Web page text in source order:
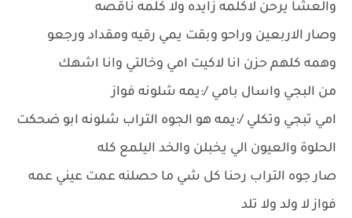
والعشا يرحن لاكلمه زايده ولا كلمه ناقصه
وصار الاربعين وراحو وبقت يمي رقيه ومقداد ورجعو
وهمه كلهم حزن انا لاكيت امي وخالتي وانا اشهك
من البجي واسال بامي /:يمه شلونه فواز
امي تبجي وتكلي /:يمه هو الجوه التراب شلونه ابو ضحكت
الحلوة والعيون الي يخبلن والخد اليلمع كله
صار جوه التراب رحنا كل شي ما حصلنه عمت عيني عمه
فواز لا ولد ولا تلد